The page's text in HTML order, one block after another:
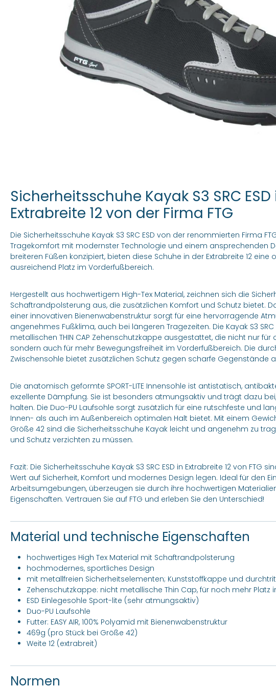
Sicherheitsschuhe Kayak S3 SRC
Extrabreite 12 von der Firma FTG
Die Sicherheitsschuhe Kayak S3 SRC ESD von der renommierten Firma
Tragekomfort mit modernster Technologie und einem ansprechenden
breiteren Füßen konzipiert, bieten diese Schuhe in der Extrabreite 12
ausreichend Platz im Vorderfußbereich.
Hergestellt aus hochwertigem High-Tex Material, zeichnen sich die
Schaftrandpolsterung aus, die zusätzlichen Komfort und Schutz bietet.
einer innovativen Bienenwabenstruktur sorgt für eine hervorragende
angenehmes Fußklima, auch bei längeren Tragezeiten. Die Kayak S3
metallischen THIN CAP Zehenschutzkappe ausgestattet, die nicht nur
sondern auch für mehr Bewegungsfreiheit im Vorderfußbereich. Die
Zwischensohle bietet zusätzlichen Schutz gegen scharfe Gegenstände
Die anatomisch geformte SPORT-LITE Innensohle ist antistatisch,
exzellente Dämpfung. Sie ist besonders atmungsaktiv und trägt dazu
halten. Die Duo-PU Laufsohle sorgt zusätzlich für eine rutschfeste und
Innen- als auch im Außenbereich optimalen Halt bietet. Mit einem
Größe 42 sind die Sicherheitsschuhe Kayak leicht und angenehm zu
und Schutz verzichten zu müssen.
Fazit: Die Sicherheitsschuhe Kayak S3 SRC ESD in Extrabreite 12 von FTG
Wert auf Sicherheit, Komfort und modernes Design legen. Ideal für den
Arbeitsumgebungen, überzeugen sie durch ihre hochwertigen
Eigenschaften. Vertrauen Sie auf FTG und erleben Sie den Unterschied!
Material und technische Eigenschaften
hochwertiges High Tex Material mit Schaftrandpolsterung
hochmodernes, sportliches Design
mit metallfreien Sicherheitselementen; Kunststoffkappe und
Zehenschutzkappe: nicht metallische Thin Cap, für noch mehr Platz
ESD Einlegesohle Sport-lite (sehr atmungsaktiv)
Duo-PU Laufsohle
Futter: EASY AIR, 100% Polyamid mit Bienenwabenstruktur
469g (pro Stück bei Größe 42)
Weite 12 (extrabreit)
Normen